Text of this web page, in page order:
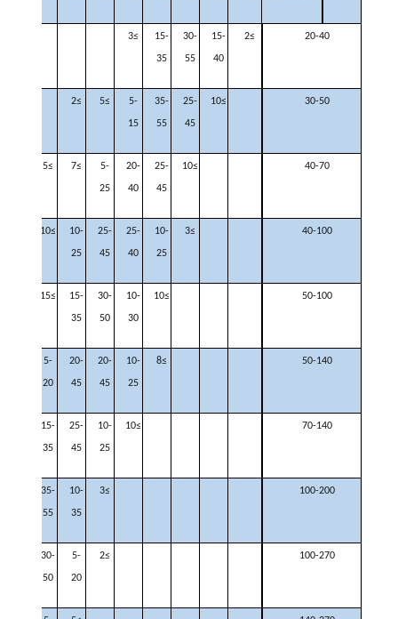
20-40
≥2
15-
40
30-
55
15-
35
≥3
30-50
≥10
25-
45
35-
55
5-
15
≥5
≥2
40-70
≥10
25-
45
20-
40
5-
25
≥7
≥5
40-100
≥3
10-
25
25-
40
25-
45
10-
25
≥10
50-100
≥10
10-
30
30-
50
15-
35
≥15
50-140
≥8
10-
25
20-
45
20-
45
5-
20
70-140
≥10
10-
25
25-
45
15-
35
100-200
≥3
10-
35
35-
55
100-270
≥2
5-
20
30-
50